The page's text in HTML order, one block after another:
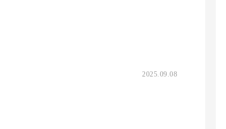
2025.09.08